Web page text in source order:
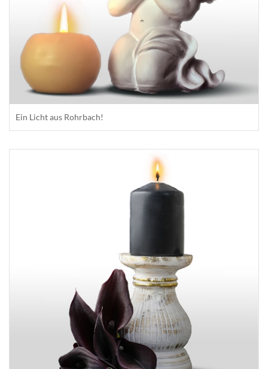
Ein Licht aus Rohrbach!